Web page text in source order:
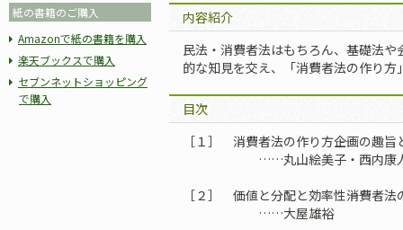
紙の書籍のご購入
Amazonで紙の書籍を購入
楽天ブックスで購入
セブンネットショッピング
で購入
内容紹介
民法・消費者法はもちろん、基礎法
的な知見を交え、「消費者法の作り方
目次
［１］ 消費者法の作り方――企画の趣
……丸山絵美子・西内康
［２］ 価値と分配と効率性――消費者
……大屋雄裕